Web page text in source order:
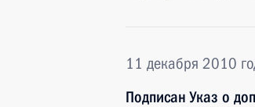
11 декабря 2010
Подписан Указ о